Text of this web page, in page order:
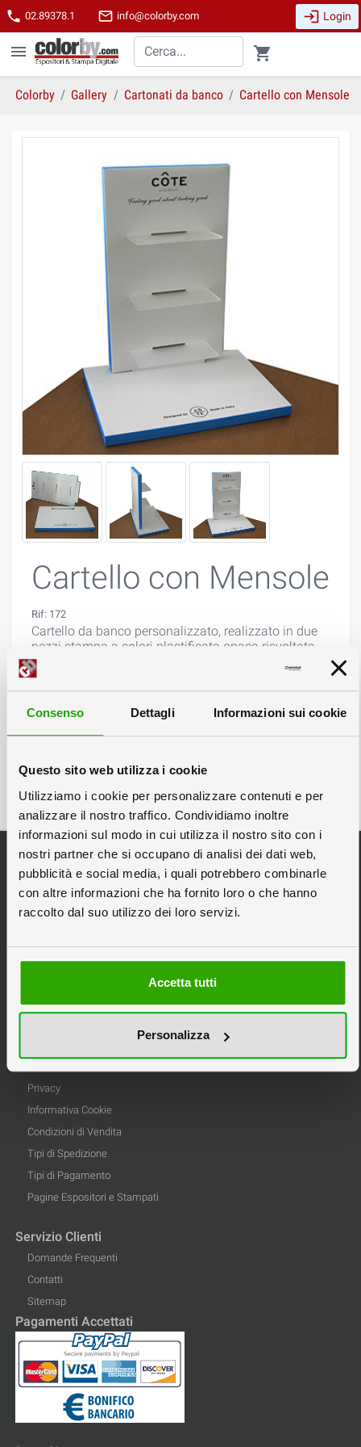
Consenso Dettagli Informazioni sui cookie
Questo sito web utilizza i cookie
Utilizziamo i cookie per personalizzare contenuti e per
analizzare il nostro traffico. Condividiamo inoltre
informazioni sul modo in cui utilizza il nostro sito con i
nostri partner che si occupano di analisi dei dati web,
pubblicità e social media, i quali potrebbero combinarle
con altre informazioni che ha fornito loro o che hanno
raccolto dal suo utilizzo dei loro servizi.
Accetta tutti
Personalizza
phone 02.89378.1 mail_outline info@colorby.com login Login
menu shopping_cart
Colorby Gallery Cartonati da banco Cartello con Mensole
Cartello con Mensole
Rif: 172
Cartello da banco personalizzato, realizzato in due
pezzi stampa a colori plastificata opaca risvoltata.
Crowner con mensole espositive premomtate e
richiudibili per ridurre il trasporto.
Categorie Principali
Espositori da Banco
Espositori Pubblicitari
Espositori Personalizzati
Informazioni
Privacy
Informativa Cookie
Condizioni di Vendita
Tipi di Spedizione
Tipi di Pagamento
Pagine Espositori e Stampati
Servizio Clienti
Domande Frequenti
Contatti
Sitemap
Pagamenti Accettati